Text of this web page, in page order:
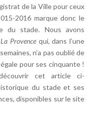
de la Ville pour ceux
2016 marque donc le
du stade. Nous avons
La Provence qui, dans l’une
n’a pas oublié de
pour ses cinquante !
cet article ci-
du stade et ses
disponibles sur le site